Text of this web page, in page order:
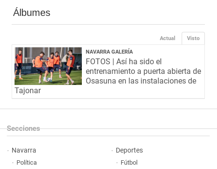
Álbumes
Visto
Actual
NAVARRA GALERÍA
FOTOS | Así ha sido el
entrenamiento a puerta abierta de
Osasuna en las instalaciones de
Tajonar
Secciones
Navarra
Política
Deportes
Fútbol